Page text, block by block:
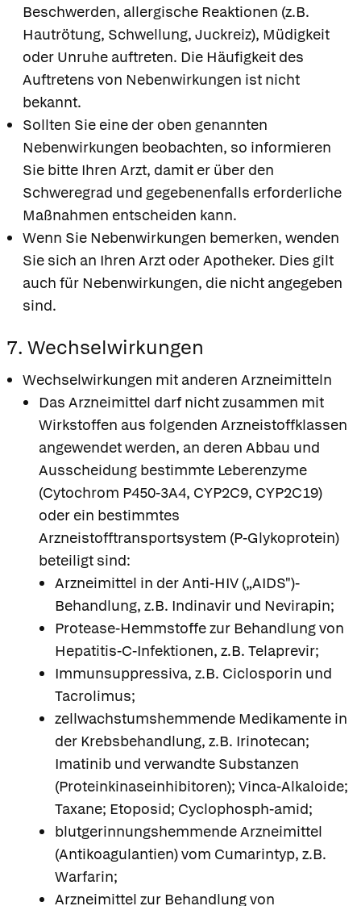
Beschwerden, allergische Reaktionen (z.B.
Hautrötung, Schwellung, Juckreiz), Müdigkeit
oder Unruhe auftreten. Die Häufigkeit des
Auftretens von Nebenwirkungen ist nicht
bekannt.
Sollten Sie eine der oben genannten
Nebenwirkungen beobachten, so informieren
Sie bitte Ihren Arzt, damit er über den
Schweregrad und gegebenenfalls erforderliche
Maßnahmen entscheiden kann.
Wenn Sie Nebenwirkungen bemerken, wenden
Sie sich an Ihren Arzt oder Apotheker. Dies gilt
auch für Nebenwirkungen, die nicht angegeben
sind.
7. Wechselwirkungen
Wechselwirkungen mit anderen Arzneimitteln
Das Arzneimittel darf nicht zusammen mit
Wirkstoffen aus folgenden Arzneistoffklassen
angewendet werden, an deren Abbau und
Ausscheidung bestimmte Leberenzyme
(Cytochrom P450-3A4, CYP2C9, CYP2C19)
oder ein bestimmtes
Arzneistofftransportsystem (P-Glykoprotein)
beteiligt sind:
Arzneimittel in der Anti-HIV („AIDS")-
Behandlung, z.B. Indinavir und Nevirapin;
Protease-Hemmstoffe zur Behandlung von
Hepatitis-C-Infektionen, z.B. Telaprevir;
Immunsuppressiva, z.B. Ciclosporin und
Tacrolimus;
zellwachstumshemmende Medikamente in
der Krebsbehandlung, z.B. Irinotecan;
Imatinib und verwandte Substanzen
(Proteinkinaseinhibitoren); Vinca-Alkaloide;
Taxane; Etoposid; Cyclophosph-amid;
blutgerinnungshemmende Arzneimittel
(Antikoagulantien) vom Cumarintyp, z.B.
Warfarin;
Arzneimittel zur Behandlung von